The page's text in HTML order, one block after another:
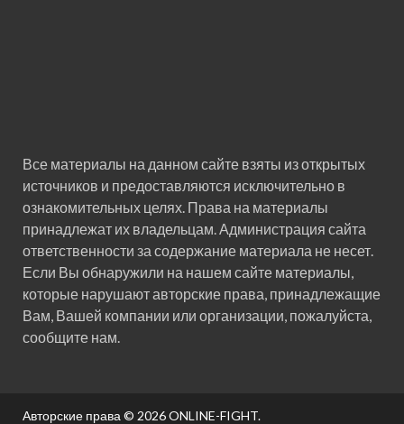
Все материалы на данном сайте взяты из открытых
источников и предоставляются исключительно в
ознакомительных целях. Права на материалы
принадлежат их владельцам. Администрация сайта
ответственности за содержание материала не несет.
Если Вы обнаружили на нашем сайте материалы,
которые нарушают авторские права, принадлежащие
Вам, Вашей компании или организации, пожалуйста,
сообщите нам.
Авторские права © 2026ONLINE-FIGHT.